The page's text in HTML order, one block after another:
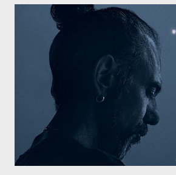
La canzone racconta la difficoltà di creare,
sotto il peso della realtà. Ma lo fa cercando
forma di assoluzione, nel vivere e nel
anche quando l’aria sembra farsi più
dichiarazione d’intenti: Cico Messina apre
artistico con una composizi...